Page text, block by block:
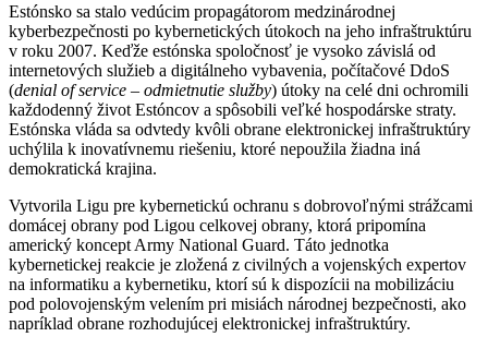
Estónsko sa stalo vedúcim propagátorom medzinárodnej
kyberbezpečnosti po kybernetických útokoch na jeho infraštruktúru
v roku 2007. Keďže estónska spoločnosť je vysoko závislá od
internetových služieb a digitálneho vybavenia, počítačové DdoS
(denial of service – odmietnutie služby) útoky na celé dni ochromili
každodenný život Estóncov a spôsobili veľké hospodárske straty.
Estónska vláda sa odvtedy kvôli obrane elektronickej infraštruktúry
uchýlila k inovatívnemu riešeniu, ktoré nepoužila žiadna iná
demokratická krajina.
Vytvorila Ligu pre kybernetickú ochranu s dobrovoľnými strážcami
domácej obrany pod Ligou celkovej obrany, ktorá pripomína
americký koncept Army National Guard. Táto jednotka
kybernetickej reakcie je zložená z civilných a vojenských expertov
na informatiku a kybernetiku, ktorí sú k dispozícii na mobilizáciu
pod polovojenským velením pri misiách národnej bezpečnosti, ako
napríklad obrane rozhodujúcej elektronickej infraštruktúry.